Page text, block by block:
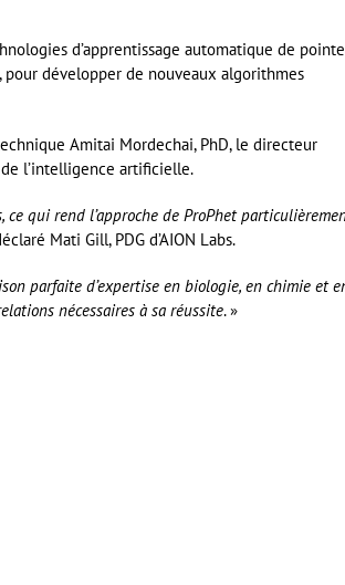
d’apprentissage automatique de
développer de nouveaux algorithmes
Amitai Mordechai, PhD, le directeur
l’intelligence artificielle.
qui rend l’approche de ProPhet
Mati Gill, PDG d’AION Labs.
parfaite d’expertise en biologie, en chimie et
nécessaires à sa réussite. »